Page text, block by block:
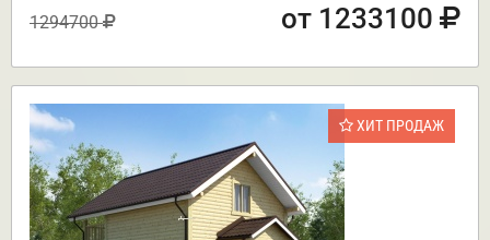
1294700 от 1233100
ХИТ ПРОДАЖ